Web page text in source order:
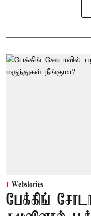
Webstories
பேக்கிங்